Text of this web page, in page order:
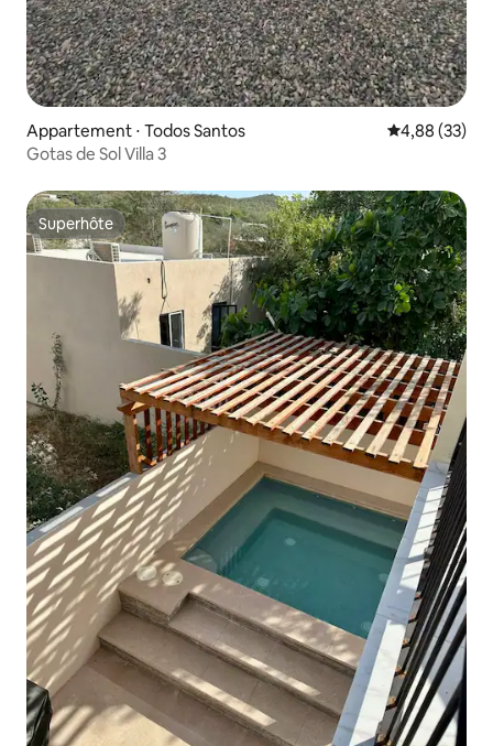
Appartement ⋅ Todos Santos Évaluation
4,88 (33)
Gotas de Sol Villa 3
Superhôte
Superhôte